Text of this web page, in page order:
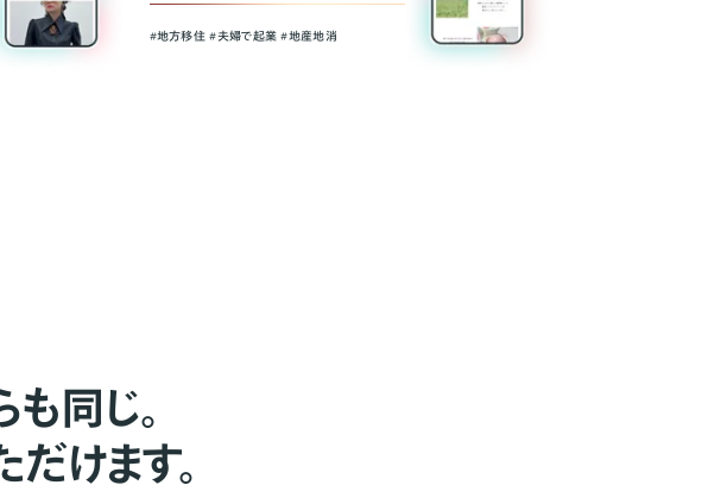
#地方移住 #夫婦で起業 #地産地消
同じ。
けます。